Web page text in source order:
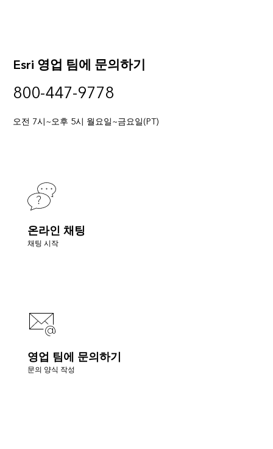
Esri 영업 팀에 문의하기
800-447-9778
오전 7시~오후 5시 월요일~금요일(PT)
온라인 채팅
채팅 시작
영업 팀에 문의하기
문의 양식 작성